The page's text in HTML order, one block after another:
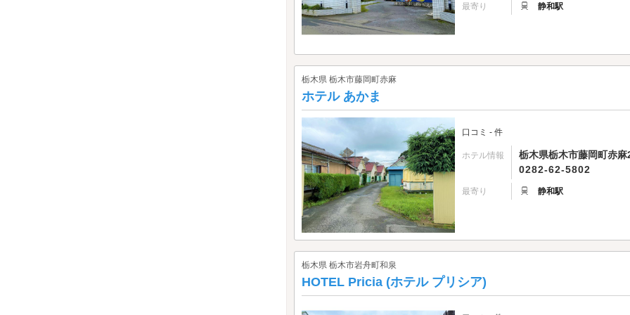
最寄り 静和駅
栃木県 栃木市藤岡町赤麻
ホテル あかま
口コミ - 件
ホテル情報
栃木県栃木市藤岡町赤
0282-62-5802
最寄り 静和駅
栃木県 栃木市岩舟町和泉
HOTEL Pricia (ホテル プリシア)